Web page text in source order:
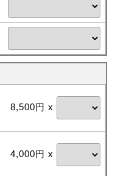
8,500円 x
4,000円 x